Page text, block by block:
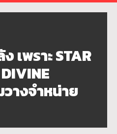
เพราะ STAR
วางจำหน่าย